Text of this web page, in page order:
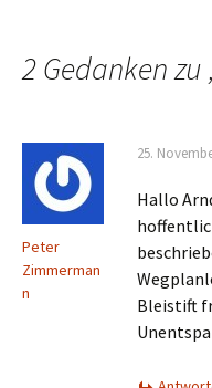
2 Gedanken zu
Peter
Zimmerman
n
25.
Hallo
Bleistift